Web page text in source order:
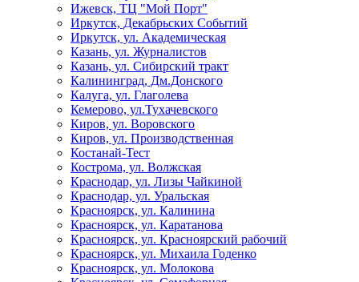
Ижевск, ТЦ "Мой Порт"
Иркутск, Декабрьских Событий
Иркутск, ул. Академическая
Казань, ул. Журналистов
Казань, ул. Сибирский тракт
Калининград, Дм.Донского
Калуга, ул. Глаголева
Кемерово, ул.Тухачевского
Киров, ул. Воровского
Киров, ул. Производственная
Костанай-Тест
Кострома, ул. Волжская
Краснодар, ул. Лизы Чайкиной
Краснодар, ул. Уральская
Красноярск, ул. Калинина
Красноярск, ул. Каратанова
Красноярск, ул. Красноярский рабочий
Красноярск, ул. Михаила Годенко
Красноярск, ул. Молокова